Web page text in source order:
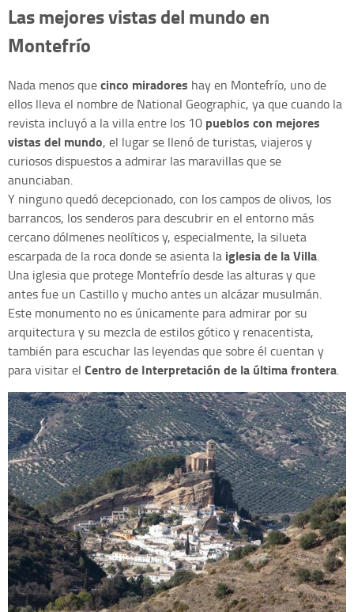
Las mejores vistas del mundo en
Montefrío
Nada menos quecinco miradores hay en Montefrío, uno de
ellos lleva el nombre de National Geographic, ya que cuando la
revista incluyó a la villa entre los 10 pueblos con mejores
vistas del mundo, el lugar se llenó de turistas, viajeros y
curiosos dispuestos a admirar las maravillas que se
anunciaban.
Y ninguno quedó decepcionado, con los campos de olivos, los
barrancos, los senderos para descubrir en el entorno más
cercano dólmenes neolíticos y, especialmente, la silueta
escarpada de la roca donde se asienta la iglesia de la Villa.
Una iglesia que protege Montefrío desde las alturas y que
antes fue un Castillo y mucho antes un alcázar musulmán.
Este monumento no es únicamente para admirar por su
arquitectura y su mezcla de estilos gótico y renacentista,
también para escuchar las leyendas que sobre él cuentan y
para visitar el Centro de Interpretación de la última frontera.